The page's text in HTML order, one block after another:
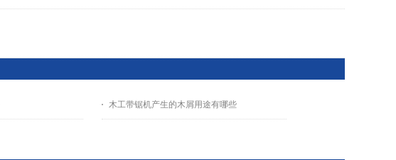
木工带锯机产生的木屑用途有哪些